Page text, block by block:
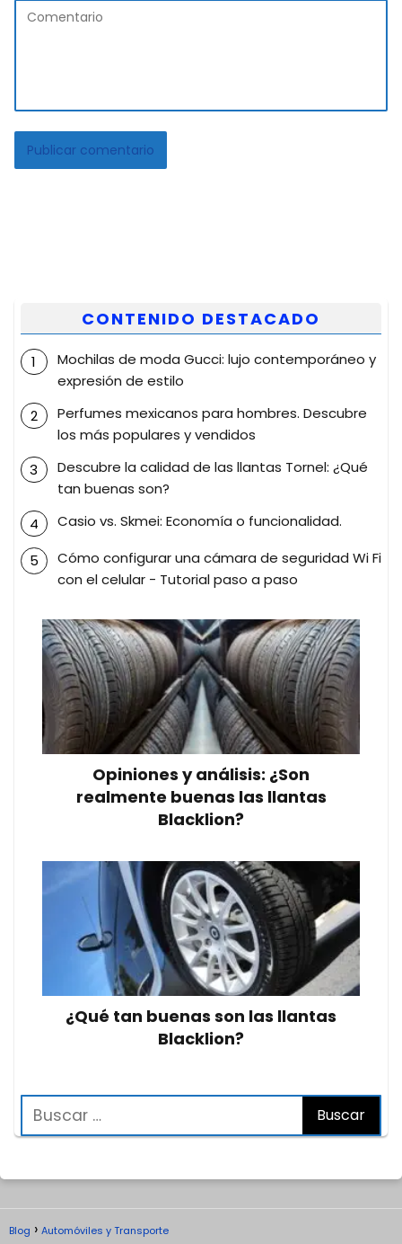
CONTENIDO DESTACADO
Mochilas de moda Gucci: lujo contemporáneo y
expresión de estilo
Perfumes mexicanos para hombres. Descubre
los más populares y vendidos
Descubre la calidad de las llantas Tornel: ¿Qué
tan buenas son?
Casio vs. Skmei: Economía o funcionalidad.
Cómo configurar una cámara de seguridad Wi Fi
con el celular - Tutorial paso a paso
Opiniones y análisis: ¿Son
realmente buenas las llantas
Blacklion?
¿Qué tan buenas son las llantas
Blacklion?
Blog Automóviles y Transporte